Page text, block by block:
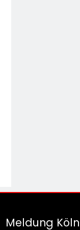
Meldung Köln